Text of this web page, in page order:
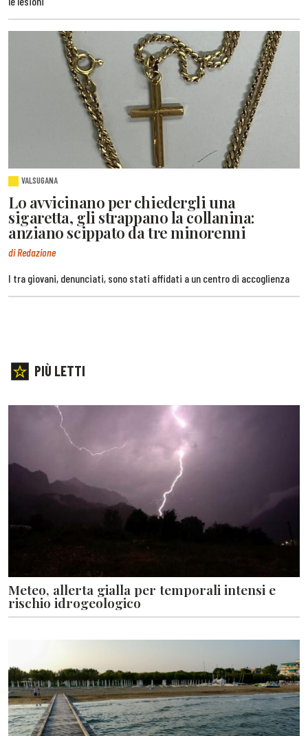
VALSUGANA
Lo avvicinano per chiedergli una
sigaretta, gli strappano la collanina:
anziano scippato da tre minorenni
di Redazione
I tra giovani, denunciati, sono stati affidati a un centro di accoglienza
PIÙ LETTI
Meteo, allerta gialla per temporali intensi e
rischio idrogeologico